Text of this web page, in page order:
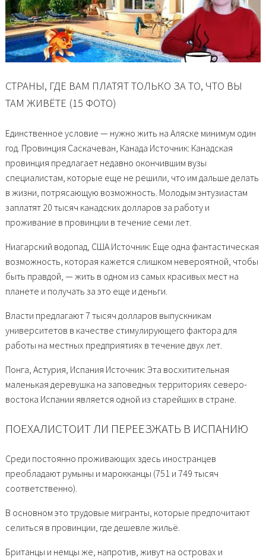
СТРАНЫ, ГДЕ ВАМ ПЛАТЯТ ТОЛЬКО ЗА ТО, ЧТО ВЫ
ТАМ ЖИВЁТЕ (15 ФОТО)
Единственное условие — нужно жить на Аляске минимум один
год. Провинция Саскачеван, Канада Источник: Канадская
провинция предлагает недавно окончившим вузы
специалистам, которые еще не решили, что им дальше делать
в жизни, потрясающую возможность. Молодым энтузиастам
заплатят 20 тысяч канадских долларов за работу и
проживание в провинции в течение семи лет.
Ниагарский водопад, США Источник: Еще одна фантастическая
возможность, которая кажется слишком невероятной, чтобы
быть правдой, — жить в одном из самых красивых мест на
планете и получать за это еще и деньги.
Власти предлагают 7 тысяч долларов выпускникам
университетов в качестве стимулирующего фактора для
работы на местных предприятиях в течение двух лет.
Понга, Астурия, Испания Источник: Эта восхитительная
маленькая деревушка на заповедных территориях северо-
востока Испании является одной из старейших в стране.
ПОЕХАЛИСТОИТ ЛИ ПЕРЕЕЗЖАТЬ В ИСПАНИЮ
Среди постоянно проживающих здесь иностранцев
преобладают румыны и марокканцы (751 и 749 тысяч
соответственно).
В основном это трудовые мигранты, которые предпочитают
селиться в провинции, где дешевле жильё.
Британцы и немцы же, напротив, живут на островах и